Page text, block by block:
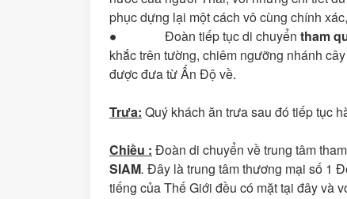
phục dựng lại một cách vô cùng chính
● Đoàn tiếp tục di chuyển tham
khắc trên tường, chiêm ngưỡng nhánh
được đưa từ Ấn Độ về.
Trưa: Quý khách ăn trưa sau đó tiếp tục
Chiều : Đoàn di chuyển về trung tâm
SIAM. Đây là trung tâm thương mại số 1
tiếng của Thế Giới đều có mặt tại đây và